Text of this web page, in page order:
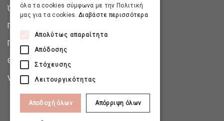
Όροι & Προϋποθέσεις
Πολιτική Απορρήτου
Πολιτική Επιστροφών
Θέσεις Εργασίας
Virtual Tour
όλα τα cookies σύμφωνα με την Πολιτική
μας για τα cookies. Διαβάστε περισσότερα
Απολύτως απαραίτητα
Απόδοσης
Στόχευσης
Λειτουργικότητας
Αποδοχή όλων Απόρριψη όλων